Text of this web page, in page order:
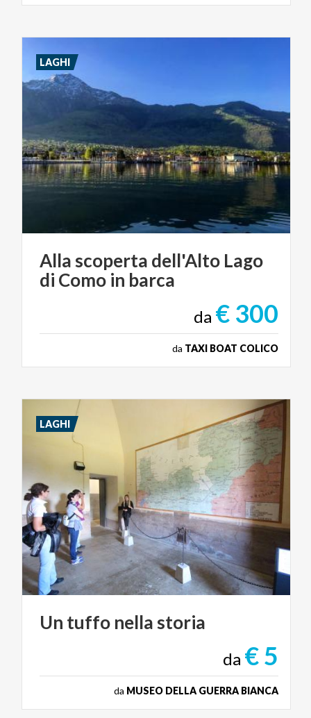
Alla scoperta dell'Alto Lago
di Como in barca
da € 300
da TAXI BOAT COLICO
LAGHI
Un tuffo nella storia
da € 5
da MUSEO DELLA GUERRA BIANCA
LAGHI